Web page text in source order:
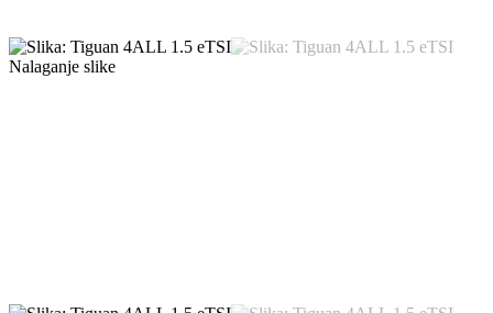
Nalaganje slike